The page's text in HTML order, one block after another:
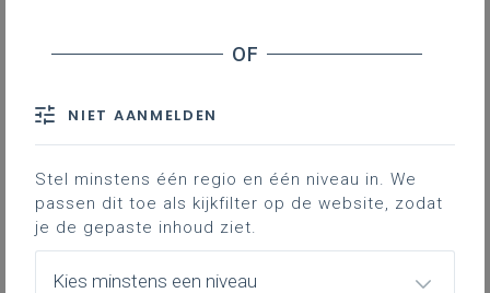
Niet zelden laten we onze leerlingen
de klassieke opties, denk maar aan
overleggen met je buur of een klasgenoot
volgende tip laat zien.
Gekoppelde leerplannen
NIET AANMELDEN
Stel minstens één regio en één niveau in. We
passen dit toe als kijkfilter op de website, zodat
je de gepaste inhoud ziet.
Kies minstens een niveau